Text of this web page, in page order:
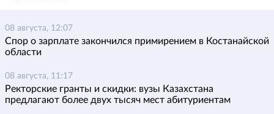
08 августа, 12:07
Спор о зарплате закончился примирением в Костанайской
области
08 августа, 11:17
Ректорские гранты и скидки: вузы Казахстана
предлагают более двух тысяч мест абитуриентам